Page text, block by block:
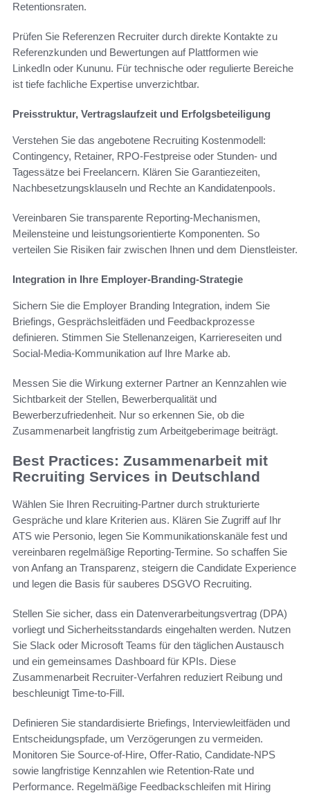
Retentionsraten.
Prüfen Sie Referenzen Recruiter durch direkte Kontakte zu
Referenzkunden und Bewertungen auf Plattformen wie
LinkedIn oder Kununu. Für technische oder regulierte Bereiche
ist tiefe fachliche Expertise unverzichtbar.
Preisstruktur, Vertragslaufzeit und Erfolgsbeteiligung
Verstehen Sie das angebotene Recruiting Kostenmodell:
Contingency, Retainer, RPO-Festpreise oder Stunden- und
Tagessätze bei Freelancern. Klären Sie Garantiezeiten,
Nachbesetzungsklauseln und Rechte an Kandidatenpools.
Vereinbaren Sie transparente Reporting-Mechanismen,
Meilensteine und leistungsorientierte Komponenten. So
verteilen Sie Risiken fair zwischen Ihnen und dem Dienstleister.
Integration in Ihre Employer-Branding-Strategie
Sichern Sie die Employer Branding Integration, indem Sie
Briefings, Gesprächsleitfäden und Feedbackprozesse
definieren. Stimmen Sie Stellenanzeigen, Karriereseiten und
Social-Media-Kommunikation auf Ihre Marke ab.
Messen Sie die Wirkung externer Partner an Kennzahlen wie
Sichtbarkeit der Stellen, Bewerberqualität und
Bewerberzufriedenheit. Nur so erkennen Sie, ob die
Zusammenarbeit langfristig zum Arbeitgeberimage beiträgt.
Best Practices: Zusammenarbeit mit
Recruiting Services in Deutschland
Wählen Sie Ihren Recruiting-Partner durch strukturierte
Gespräche und klare Kriterien aus. Klären Sie Zugriff auf Ihr
ATS wie Personio, legen Sie Kommunikationskanäle fest und
vereinbaren regelmäßige Reporting-Termine. So schaffen Sie
von Anfang an Transparenz, steigern die Candidate Experience
und legen die Basis für sauberes DSGVO Recruiting.
Stellen Sie sicher, dass ein Datenverarbeitungsvertrag (DPA)
vorliegt und Sicherheitsstandards eingehalten werden. Nutzen
Sie Slack oder Microsoft Teams für den täglichen Austausch
und ein gemeinsames Dashboard für KPIs. Diese
Zusammenarbeit Recruiter-Verfahren reduziert Reibung und
beschleunigt Time-to-Fill.
Definieren Sie standardisierte Briefings, Interviewleitfäden und
Entscheidungspfade, um Verzögerungen zu vermeiden.
Monitoren Sie Source-of-Hire, Offer-Ratio, Candidate-NPS
sowie langfristige Kennzahlen wie Retention-Rate und
Performance. Regelmäßige Feedbackschleifen mit Hiring